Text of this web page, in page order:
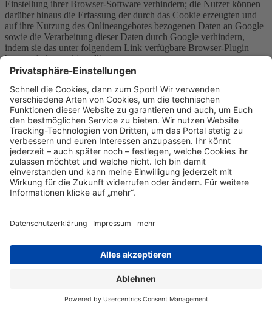
Einstellung ihrer Browser-Software verhindern; die Nutzer können
darüber hinaus die Erfassung der durch das Cookie erzeugten und
auf ihre Nutzung des Onlineangebotes bezogenen Daten an Google
sowie die Verarbeitung dieser Daten durch Google verhindern,
indem sie das unter folgendem Link verfügbare Browser-Plugin
herunterladen und installieren:
http://tools.google.com/dlpage/gaoptout?hl=de.
Weitere Informationen zur Datennutzung durch Google,
Einstellungs- und Widerspruchsmöglichkeiten, erfahren Sie in der
Datenschutzerklärung von Google
(https://policies.google.com/technologies/ads) sowie in den
Einstellungen für die Darstellung von Werbeeinblendungen durch
Google (https://adssettings.google.com/authenticated).
Die personenbezogenen Daten der Nutzer werden nach 14 Monaten
gelöscht oder anonymisiert.
Google Tag Manager
Google. "Google" ist eine Firmengruppe und besteht aus den
Barrow Street, Dublin 4, Irland sowie Google LLC, 1600
Amphitheatre Parkway, Mountain View, CA 94043, USA sowie
Auftragsverarbeitungsvertrag mit Google abgeschlossen. Der
Google Tag Manager ist ein Hilfsdienst und verarbeitet selbst
personenbezogenen Daten nur zu technisch notwendigen Zwecken.